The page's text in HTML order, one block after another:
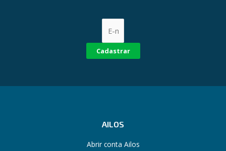
Cadastrar
AILOS
Abrir conta Ailos